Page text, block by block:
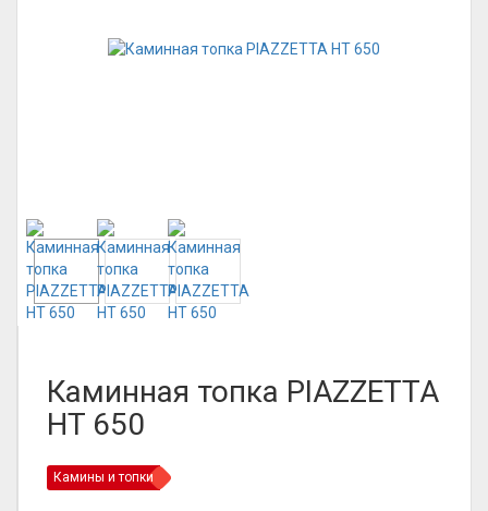
Каминная топка PIAZZETTA
HT 650
Камины и топки